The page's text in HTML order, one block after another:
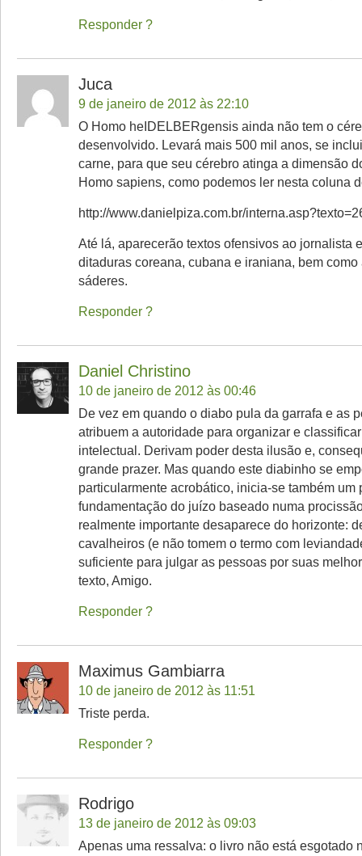
Responder
Juca
9 de janeiro de 2012 às 22:10
O Homo heIDELBERgensis ainda não tem o
desenvolvido. Levará mais 500 mil anos, se
carne, para que seu cérebro atinga a dimensão
Homo sapiens, como podemos ler nesta coluna
http://www.danielpiza.com.br/
Até lá, aparecerão textos ofensivos ao jornalista
ditaduras coreana, cubana e iraniana, bem
sáderes.
Responder
Daniel Christino
10 de janeiro de 2012 às 00:46
De vez em quando o diabo pula da garrafa e as
atribuem a autoridade para organizar e
intelectual. Derivam poder desta ilusão e,
grande prazer. Mas quando este diabinho se
particularmente acrobático, inicia-se também um
fundamentação do juízo baseado numa
realmente importante desaparece do horizonte:
cavalheiros (e não tomem o termo com
suficiente para julgar as pessoas por suas
texto, Amigo.
Responder
Maximus Gambiarra
10 de janeiro de 2012 às 11:51
Triste perda.
Responder
Rodrigo
13 de janeiro de 2012 às 09:03
Apenas uma ressalva: o livro não está esgotado